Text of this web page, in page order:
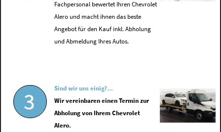
Fachpersonal bewertet Ihren Chevrolet
Alero und macht ihnen das beste
Angebot für den Kauf inkl. Abholung
und Abmeldung Ihres Autos.
3
Sind wir uns einig?...
Wir vereinbaren einen Termin zur
Abholung von Ihrem Chevrolet
Alero.